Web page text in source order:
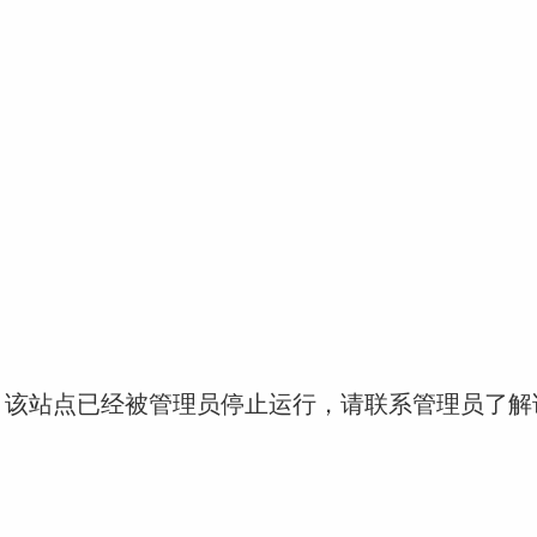
站点已经被管理员停止运行，请联系管理员了